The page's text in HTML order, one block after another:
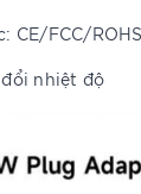
CE/FCC/
nhiệt độ